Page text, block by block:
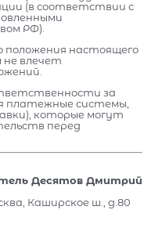
(в соответствии с
РФ).
положения настоящего
влечет
за
платежные системы,
которые могут
перед
Десятов Дмитрий
Каширское ш., д.80